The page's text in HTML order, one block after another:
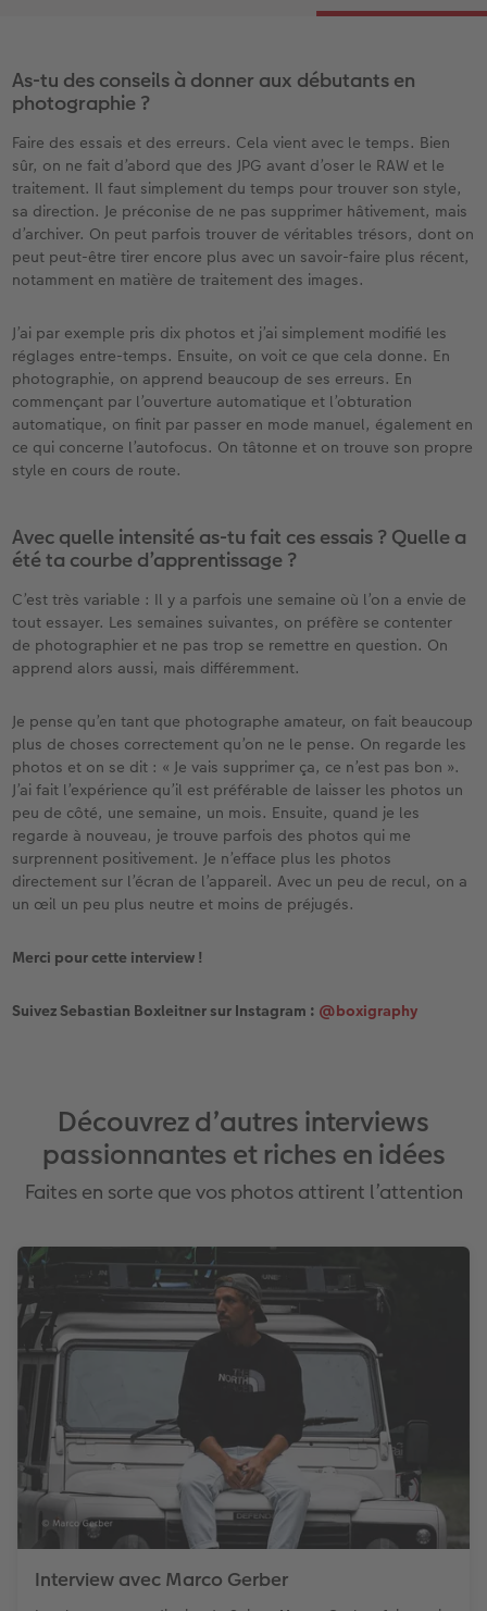
As-tu des conseils à donner aux débutants en
photographie ?
Faire des essais et des erreurs. Cela vient avec le temps. Bien
sûr, on ne fait d’abord que des JPG avant d’oser le RAW et le
traitement. Il faut simplement du temps pour trouver son style,
sa direction. Je préconise de ne pas supprimer hâtivement, mais
d’archiver. On peut parfois trouver de véritables trésors, dont on
peut peut-être tirer encore plus avec un savoir-faire plus récent,
notamment en matière de traitement des images.
J’ai par exemple pris dix photos et j’ai simplement modifié les
réglages entre-temps. Ensuite, on voit ce que cela donne. En
photographie, on apprend beaucoup de ses erreurs. En
commençant par l’ouverture automatique et l’obturation
automatique, on finit par passer en mode manuel, également en
ce qui concerne l’autofocus. On tâtonne et on trouve son propre
style en cours de route.
Avec quelle intensité as-tu fait ces essais ? Quelle a
été ta courbe d’apprentissage ?
C’est très variable : Il y a parfois une semaine où l’on a envie de
tout essayer. Les semaines suivantes, on préfère se contenter
de photographier et ne pas trop se remettre en question. On
apprend alors aussi, mais différemment.
Je pense qu’en tant que photographe amateur, on fait beaucoup
plus de choses correctement qu’on ne le pense. On regarde les
photos et on se dit : « Je vais supprimer ça, ce n’est pas bon ».
J’ai fait l’expérience qu’il est préférable de laisser les photos un
peu de côté, une semaine, un mois. Ensuite, quand je les
regarde à nouveau, je trouve parfois des photos qui me
surprennent positivement. Je n’efface plus les photos
directement sur l’écran de l’appareil. Avec un peu de recul, on a
un œil un peu plus neutre et moins de préjugés.
Merci pour cette interview !
Suivez Sebastian Boxleitner sur Instagram : @boxigraphy
Découvrez d’autres interviews
passionnantes et riches en idées
Faites en sorte que vos photos attirent l’attention
Interview avec Marco Gerber